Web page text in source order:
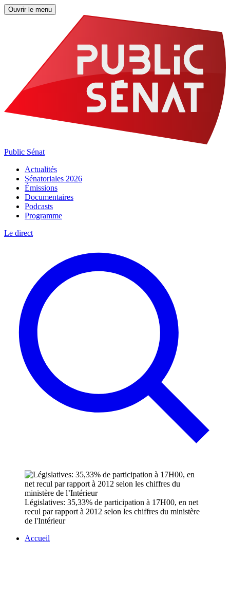
Ouvrir le menu
Public Sénat
Actualités
Sénatoriales 2026
Émissions
Documentaires
Podcasts
Programme
Le direct
Législatives: 35,33% de participation à 17H00, en net
recul par rapport à 2012 selon les chiffres du ministère
de l'Intérieur
Accueil